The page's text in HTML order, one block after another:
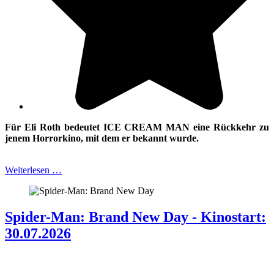
Für Eli Roth bedeutet ICE CREAM MAN eine Rückkehr zu
jenem Horrorkino, mit dem er bekannt wurde.
Weiterlesen …
Spider-Man: Brand New Day - Kinostart:
30.07.2026